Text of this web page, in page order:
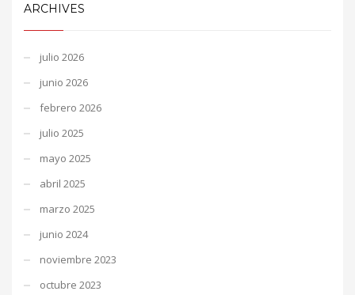
ARCHIVES
julio 2026
junio 2026
febrero 2026
julio 2025
mayo 2025
abril 2025
marzo 2025
junio 2024
noviembre 2023
octubre 2023